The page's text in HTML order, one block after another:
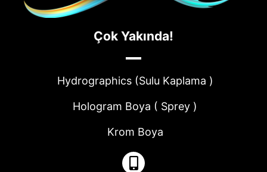
Çok Yakında!
Hydrographics (Sulu Kaplama )
Hologram Boya ( Sprey )
Krom Boya